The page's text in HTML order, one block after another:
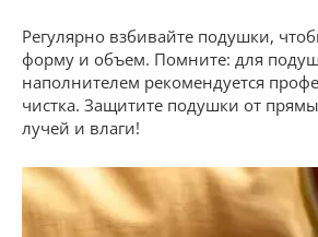
Регулярно взбивайте подушки,
форму и объем. Помните: для
наполнителем рекомендуется
чистка. Защитите подушки от
лучей и влаги!